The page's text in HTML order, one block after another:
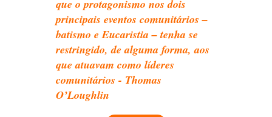
que o protagonismo nos dois
principais eventos comunitários –
batismo e Eucaristia – tenha se
restringido, de alguma forma, aos
que atuavam como líderes
comunitários - Thomas
O’Loughlin